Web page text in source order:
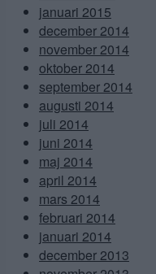
januari 2015
december 2014
november 2014
oktober 2014
september 2014
augusti 2014
juli 2014
juni 2014
maj 2014
april 2014
mars 2014
februari 2014
januari 2014
december 2013